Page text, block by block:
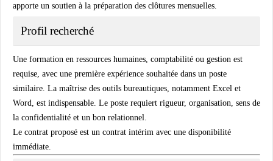
apporte un soutien à la préparation des clôtures mensuelles.
Profil recherché
Une formation en ressources humaines, comptabilité ou gestion est
requise, avec une première expérience souhaitée dans un poste
similaire. La maîtrise des outils bureautiques, notamment Excel et
Word, est indispensable. Le poste requiert rigueur, organisation, sens de
la confidentialité et un bon relationnel.
Le contrat proposé est un contrat intérim avec une disponibilité
immédiate.